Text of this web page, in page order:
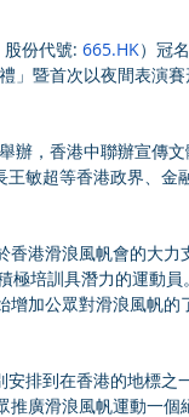
份代號: 665.HK）冠
」暨首次以夜間表演賽
辦，香港中聯辦宣傳
敏超等香港政界、金
港滑浪風帆會的大力
極培訓具潛力的運動員
加公眾對滑浪風帆的
安排到在香港的地標之
推廣滑浪風帆運動一個